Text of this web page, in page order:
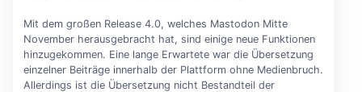
Mit dem großen Release 4.0, welches Mastodon Mitte
November herausgebracht hat, sind einige neue Funktionen
hinzugekommen. Eine lange Erwartete war die Übersetzung
einzelner Beiträge innerhalb der Plattform ohne Medienbruch.
Allerdings ist die Übersetzung nicht Bestandteil der